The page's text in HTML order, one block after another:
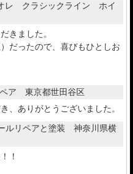
レ クラシックライン ホイ
きました。
だったので、喜びもひとしお
ア 東京都世田谷区
、ありがとうございました。
ルリペアと塗装 神奈川県横
！